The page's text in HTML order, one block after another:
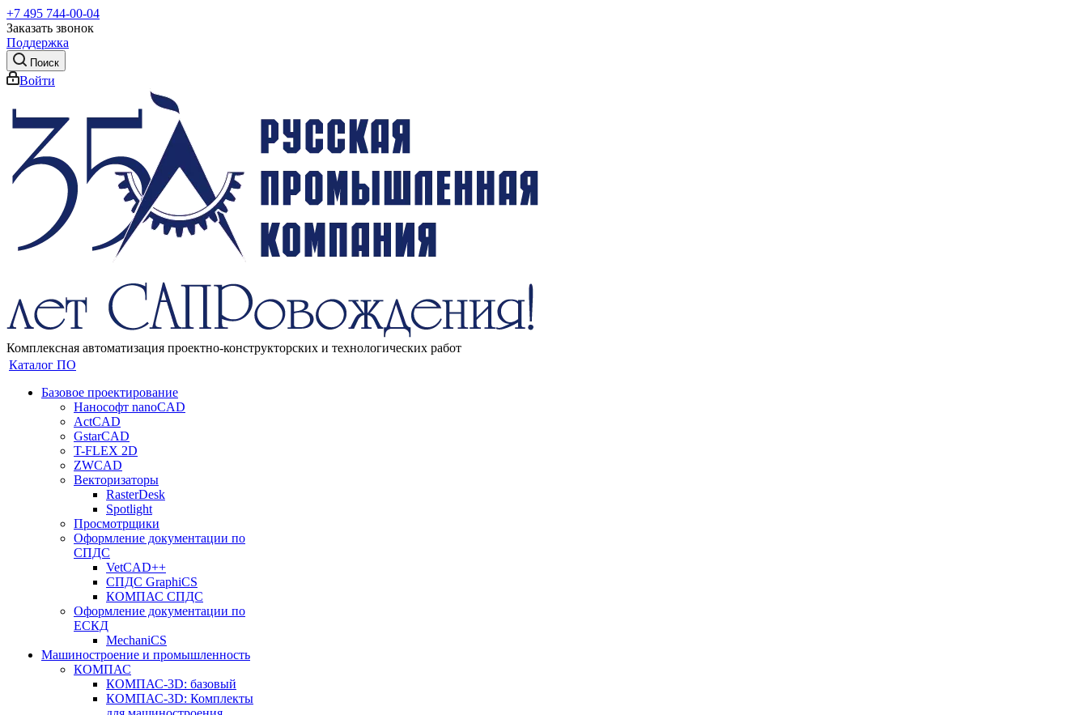
+7 495 744-00-04
Заказать звонок
Поддержка
Поиск
Войти
Комплексная автоматизация проектно-конструкторских и технологических работ
Каталог ПО
Базовое проектирование
Нанософт nanoCAD
ActCAD
GstarCAD
T-FLEX 2D
ZWCAD
Векторизаторы
RasterDesk
Spotlight
Просмотрщики
Оформление документации по
СПДС
VetCAD++
СПДС GraphiCS
КОМПАС СПДС
Оформление документации по
ЕСКД
MechaniCS
Машиностроение и промышленность
КОМПАС
КОМПАС-3D: базовый
КОМПАС-3D: Комплекты